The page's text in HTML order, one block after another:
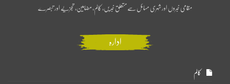
مقامی خبروں اور شہری مسائل سے متعلق خبریں، کالم، مضامین، تجزیے اور تبصرے
ادارہ
کالم